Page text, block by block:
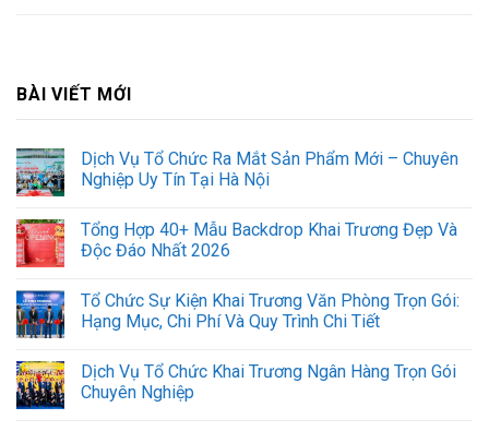
BÀI VIẾT MỚI
Dịch Vụ Tổ Chức Ra Mắt Sản Phẩm Mới – Chuyên
Nghiệp Uy Tín Tại Hà Nội
Tổng Hợp 40+ Mẫu Backdrop Khai Trương Đẹp Và
Độc Đáo Nhất 2026
Tổ Chức Sự Kiện Khai Trương Văn Phòng Trọn Gói:
Hạng Mục, Chi Phí Và Quy Trình Chi Tiết
Dịch Vụ Tổ Chức Khai Trương Ngân Hàng Trọn Gói
Chuyên Nghiệp